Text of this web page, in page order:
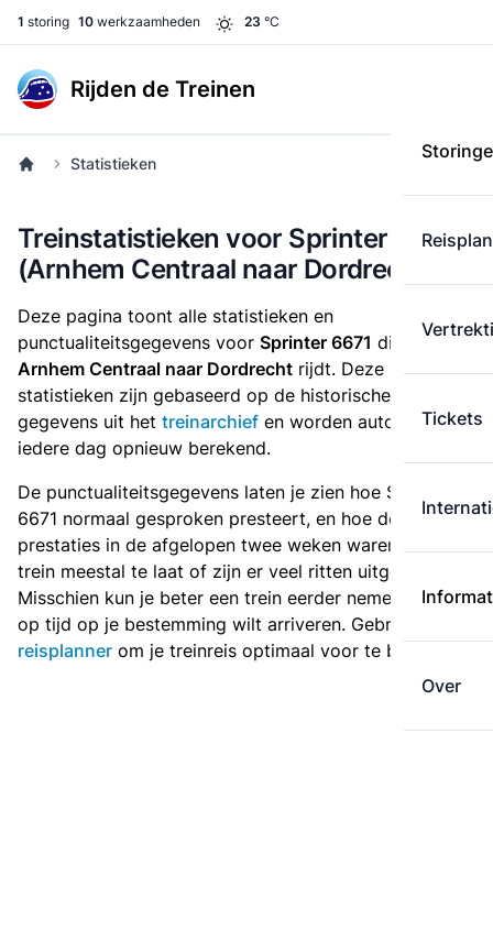
1 storing 10 werkzaamheden 23 °C
Rijden de Treinen
Tickets
Over
Statistieken
Treinstatistieken voor Sprinter 6671
(Arnhem Centraal naar Dordrecht)
Deze pagina toont alle statistieken en
punctualiteitsgegevens voor Sprinter 6671 die
van
Arnhem Centraal naar Dordrecht rijdt. Deze
statistieken zijn gebaseerd op de historische
gegevens uit het treinarchief en worden automatisch
iedere dag opnieuw berekend.
De punctualiteitsgegevens laten je zien hoe Sprinter
6671 normaal gesproken presteert, en hoe de
prestaties in de afgelopen twee weken waren. Is deze
trein meestal te laat of zijn er veel ritten uitgevallen?
Misschien kun je beter een trein eerder nemen als je
op tijd op je bestemming wilt arriveren. Gebruik de
reisplanner om je treinreis optimaal voor te bereiden.